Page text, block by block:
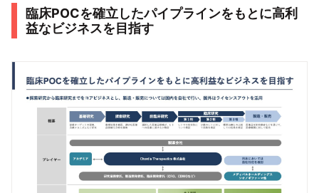
臨床POCを確立したパイプラインをもとに高利
益なビジネスを目指す